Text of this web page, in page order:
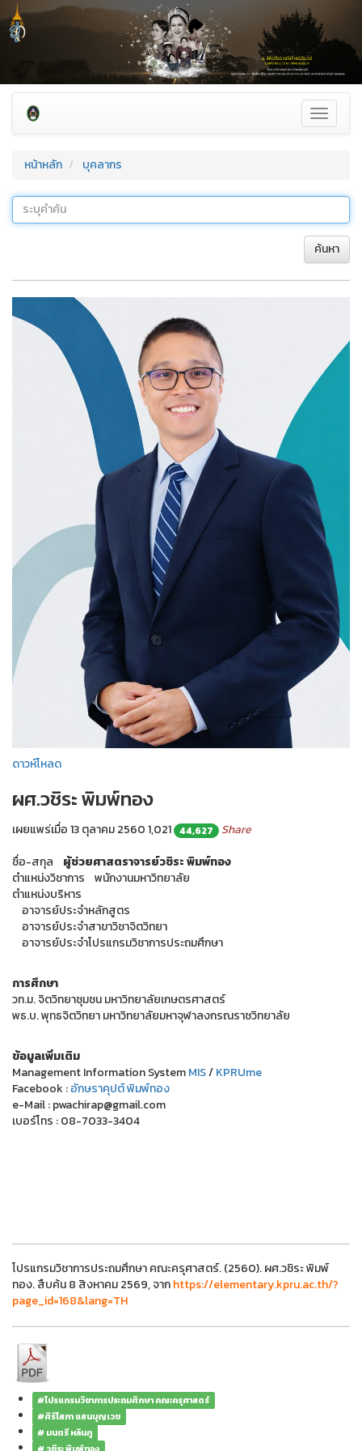
Toggle
หน้าหลัก
บุคลากร
ค้นหา
ดาวห์โหลด
ผศ.วชิระ พิมพ์ทอง
เผยแพร่เมื่อ 13 ตุลาคม 25601,021 44,627
Share
ชื่อ-สกุล ผู้ช่วยศาสตราจารย์วชิระ พิมพ์ทอง
ตำแหน่งวิชาการ พนักงานมหาวิทยาลัย
ตำแหน่งบริหาร
อาจารย์ประจำหลักสูตร
อาจารย์ประจำสาขาวิชาจิตวิทยา
อาจารย์ประจำโปรแกรมวิชาการประถมศึกษา
การศึกษา
วท.ม. จิตวิทยาชุมชน มหาวิทยาลัยเกษตรศาสตร์
พธ.บ. พุทธจิตวิทยา มหาวิทยาลัยมหาจุฬาลงกรณราชวิทยาลัย
ข้อมูลเพิ่มเติม
Management Information SystemMIS/KPRUme
Facebook :อักษราคุปต์ พิมพ์ทอง
e-Mail : pwachirap@gmail.com
เบอร์โทร : 08-7033-3404
โปรแกรมวิชาการประถมศึกษา คณะครุศาสตร์. (2560). ผศ.วชิระ พิมพ์
ทอง. สืบค้น 8 สิงหาคม 2569, จากhttps://elementary.kpru.ac.th/?
page_id=168&lang=TH
#โปรแกรมวิชาการประถมศึกษา คณะครุศาสตร์
#ศิริโสภา แสนบุญเวช
# มนตรี หลินภู